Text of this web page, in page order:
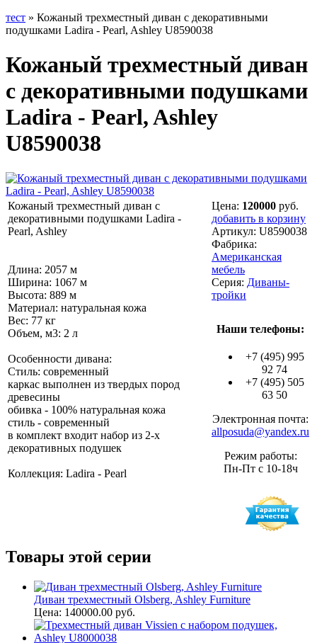
тест » Кожаный трехместный диван c декоративными
подушками Ladira - Pearl, Ashley U8590038
Кожаный трехместный диван
c декоративными подушками
Ladira - Pearl, Ashley
U8590038
Кожаный трехместный диван c
декоративными подушками Ladira -
Pearl, Ashley
Длина: 2057 м
Ширина: 1067 м
Высота: 889 м
Материал: натуральная кожа
Вес: 77 кг
Объем, м3: 2 л
Особенности дивана:
Стиль: современный
каркас выполнен из твердых пород
древесины
обивка - 100% натуральная кожа
стиль - современный
в комплект входит набор из 2-х
декоративных подушек
Коллекция: Ladira - Pearl
Цена: 120000 руб.
добавить в корзину
Артикул: U8590038
Фабрика:
Американская
мебель
Серия: Диваны-
тройки
Наши телефоны:
+7 (495) 995
92 74
+7 (495) 505
63 50
Электронная почта:
allposuda@yandex.ru
Режим работы:
Пн-Пт с 10-18ч
Товары этой серии
Диван трехместный Olsberg, Ashley Furniture
Цена: 140000.00 руб.